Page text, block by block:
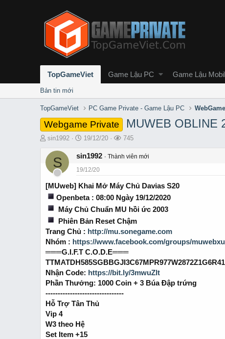
TopGameViet Game Lậu PC Game Lậu
Bản tin mới
TopGameViet PC Game Private - Game Lậu PC
Webgame Private MUWEB OBLINE
T
r
a
d
s
t
a
r
e
r
sin1992
S
a
t
d
a
t
e
19/12/20
L
ợ
m
745
S sin1992
Thành viên mới
19/12/20
[MUweb] Khai Mở Máy Chủ Davias S20
Openbeta : 08:00 Ngày 19/12/2020
Máy Chủ Chuẩn MU hồi ức 2003
Phiên Bản Reset Chậm
Trang Chủ : http://mu.sonegame.com
Nhóm : https://www.facebook.com/groups/
═══G.I.F.T C.O.D.E═══
Nhận Code: https://bit.ly/3mwuZlt
Phần Thưởng: 1000 Coin + 3 Búa Đập trứng
--------------------------------
Hỗ Trợ Tân Thủ
Vip 4
W3 theo Hệ
Set Item +15